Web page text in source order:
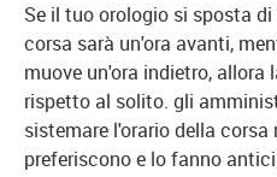
Se il tuo orologio si sposta
corsa sarà un'ora avanti,
muove un'ora indietro, allora
rispetto al solito. gli
sistemare l'orario della
preferiscono e lo fanno